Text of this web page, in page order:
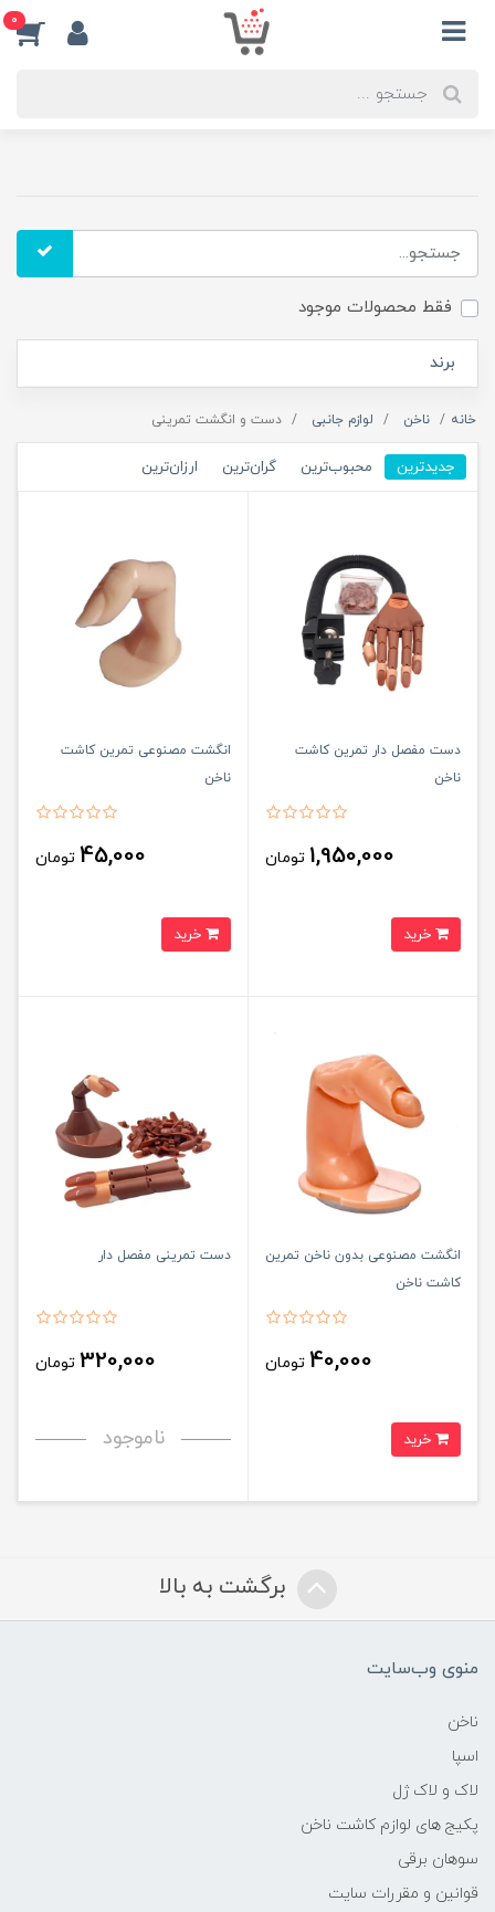
0
فقط محصولات موجود
برند
خانه ناخن لوازم جانبی دست و انگشت تمرینی
جدیدترین محبوب‌ترین گران‌ترین ارزان‌ترین
دست مفصل دار تمرین کاشت
ناخن
1,950,000 تومان
انگشت مصنوعی تمرین کاشت
ناخن
45,000 تومان
انگشت مصنوعی بدون ناخن تمرین
کاشت ناخن
40,000 تومان
دست تمرینی مفصل دار
320,000 تومان
ناموجود
برگشت به بالا
منوی وب‌سایت
ناخن
اسپا
لاک و لاک ژل
پکیج های لوازم کاشت ناخن
سوهان برقی
قوانین و مقررات سایت